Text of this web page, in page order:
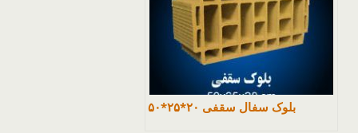
بلوک سفال سقفی ۲۰*۲۵*۵۰